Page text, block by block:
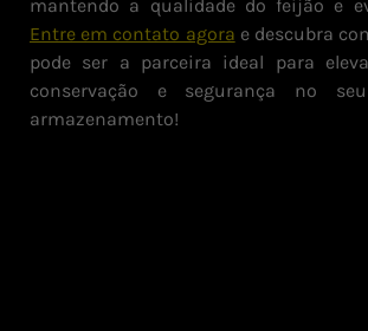
mantendo a qualidade do feijão e
Entre em contato agora e descubra
pode ser a parceira ideal para
conservação e segurança no
armazenamento!